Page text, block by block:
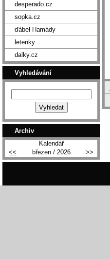
desperado.cz
sopka.cz
ďábel Hamády
letenky
dalky.cz
Vyhledávání
Archiv
Kalendář
<<
březen / 2026 >>